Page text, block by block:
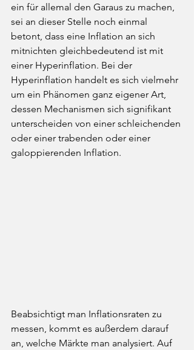
ein für allemal den Garaus zu machen,
sei an dieser Stelle noch einmal
betont, dass eine Inflation an sich
mitnichten gleichbedeutend ist mit
einer Hyperinflation. Bei der
Hyperinflation handelt es sich vielmehr
um ein Phänomen ganz eigener Art,
dessen Mechanismen sich signifikant
unterscheiden von einer schleichenden
oder einer trabenden oder einer
galoppierenden Inflation.
Beabsichtigt man Inflationsraten zu
messen, kommt es außerdem darauf
an, welche Märkte man analysiert. Auf